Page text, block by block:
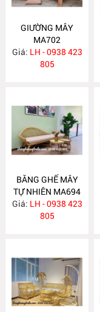
GIƯỜNG MÂY
MA702
Giá: LH - 0938 423
805
BĂNG GHẾ MÂY
TỰ NHIÊN MA694
Giá: LH - 0938 423
805